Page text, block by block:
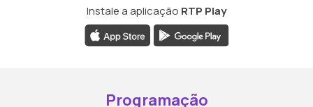
Instale a aplicação RTP Play
Programação